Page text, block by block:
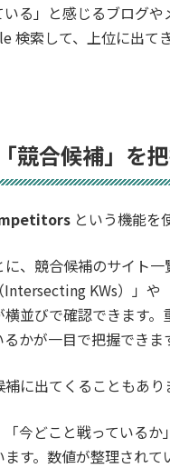
る」と感じるブログ
検索して、上位に出て
合候補」を
という機能を
、競合候補のサイト
KWs）」や
並びで確認できます
かが一目で把握できま
に出てくることもあり
今どこと戦っている
す。数値が整理され